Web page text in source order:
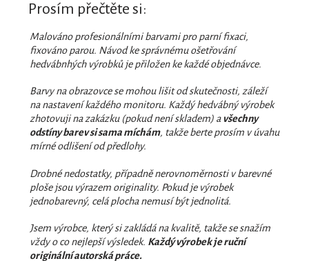
Prosím přečtěte si:
Malováno profesionálními barvami pro parní fixaci,
fixováno parou. Návod ke správnému ošetřování
hedvábnhých výrobků je přiložen ke každé objednávce.
Barvy na obrazovce se mohou lišit od skutečnosti, záleží
na nastavení každého monitoru. Každý hedvábný výrobek
zhotovuji na zakázku (pokud není skladem) a všechny
odstíny barev si sama míchám, takže berte prosím v úvahu
mírné odlišení od předlohy.
Drobné nedostatky, případně nerovnoměrnosti v barevné
ploše jsou výrazem originality. Pokud je výrobek
jednobarevný, celá plocha nemusí být jednolitá.
Jsem výrobce, který si zakládá na kvalitě, takže se snažím
vždy o co nejlepší výsledek. Každý výrobek je ruční
originální autorská práce.